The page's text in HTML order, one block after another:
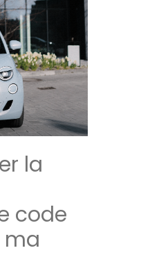
la
code
ma